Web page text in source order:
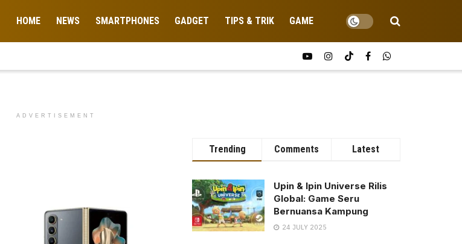
HOME NEWS SMARTPHONES GADGET TIPS & TRIK GAME
ADVERTISEMENT
Trending Comments Latest
Upin & Ipin Universe Rilis
Global: Game Seru
Bernuansa Kampung
24 JULY 2025